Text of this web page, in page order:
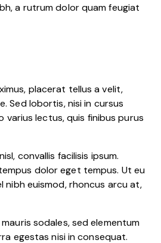
a rutrum dolor quam feugiat
placerat tellus a velit,
Sed lobortis, nisi in cursus
varius lectus, quis finibus purus
convallis facilisis ipsum.
dolor eget tempus. Ut eu
nibh euismod, rhoncus arcu at,
sodales, sed elementum
egestas nisi in consequat.